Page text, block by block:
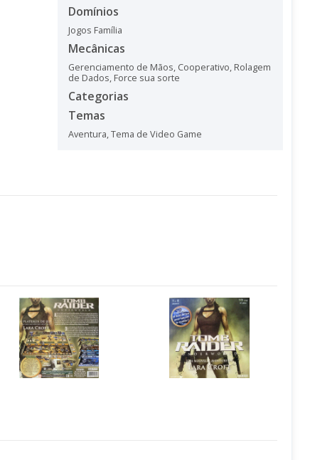
Domínios
Jogos Família
Mecânicas
Gerenciamento de Mãos, Cooperativo, Rolagem
de Dados, Force sua sorte
Categorias
Temas
Aventura,Tema de Video Game